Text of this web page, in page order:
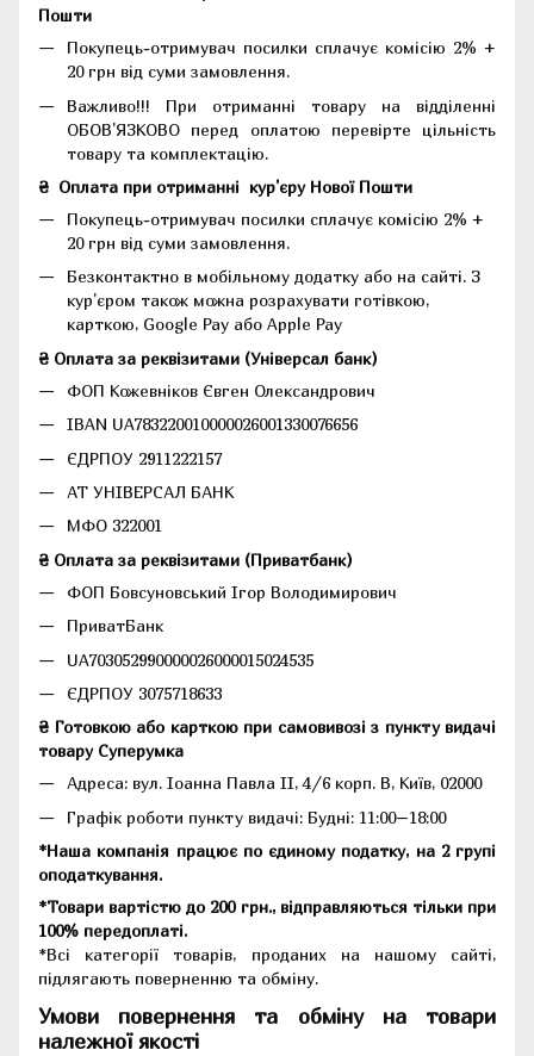
Пошти
Покупець-отримувач посилки сплачує комісію 2% +
20 грн від суми замовлення.
Важливо!!! При отриманні товару на відділенні
ОБОВ'ЯЗКОВО перед оплатою перевірте цільність
товару та комплектацію.
₴ Оплата при отриманні кур'єру Нової Пошти
Покупець-отримувач посилки сплачує комісію 2% +
20 грн від суми замовлення.
Безконтактно в мобільному додатку або на сайті. З
кур'єром також можна розрахувати готівкою,
карткою, Google Pay або Apple Pay
₴ Оплата за реквізитами (Універсал банк)
ФОП Кожевніков Євген Олександрович
IBAN UA783220010000026001330076656
ЄДРПОУ 2911222157
АТ УНІВЕРСАЛ БАНК
МФО 322001
₴ Оплата за реквізитами (Приватбанк)
ФОП Бовсуновський Ігор Володимирович
ПриватБанк
UA703052990000026000015024535
ЄДРПОУ 3075718633
₴ Готовкою або карткою при самовивозі з пункту видачі
товару Суперумка
Адреса: вул. Іоанна Павла II, 4/6 корп. В, Київ, 02000
Графік роботи пункту видачі: Будні: 11:00–18:00
*Наша компанія працює по єдиному податку, на 2 групі
оподаткування.
*Товари вартістю до 200 грн., відправляються тільки при
100% передоплаті.
*Всі категорії товарів, проданих на нашому сайті,
підлягають поверненню та обміну.
Умови повернення та обміну на товари
належної якості